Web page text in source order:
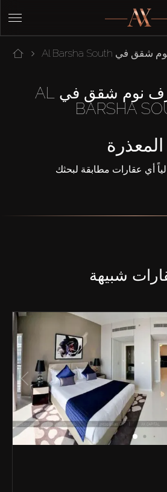
3 غرفة/غرف نوم شقق في AL
BARSHA
المعذرة
أي عقارات مطابقة لبحثك
شبيهة